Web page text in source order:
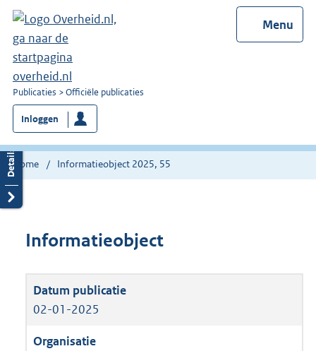
Menu
U
bent
nu
hier:
Publicaties Officiële publicaties
Inloggen
Home Informatieobject 2025, 55
Informatieobject
02-01-2025